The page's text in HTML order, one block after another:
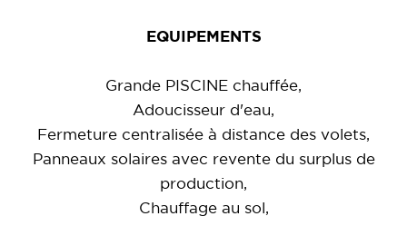
EQUIPEMENTS
Grande PISCINE chauffée,
Adoucisseur d'eau,
Fermeture centralisée à distance des volets,
Panneaux solaires avec revente du surplus de
production,
Chauffage au sol,